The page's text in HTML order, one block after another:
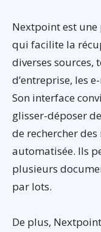
Nextpoint est
qui facilite la
diverses sources,
d’entreprise, les
Son interface
glisser-déposer
de rechercher
automatisée. Ils
plusieurs
par lots.
De plus,